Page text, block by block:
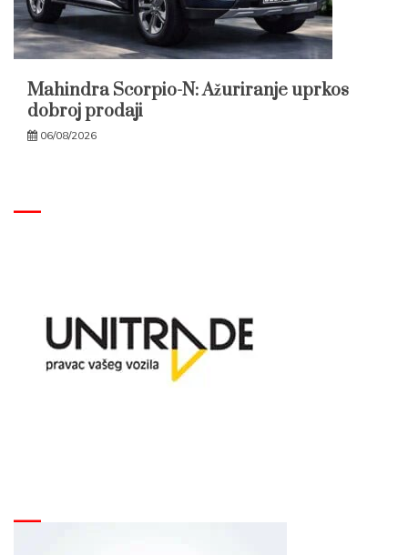
Mahindra Scorpio-N: Ažuriranje uprkos
dobroj prodaji
06/08/2026